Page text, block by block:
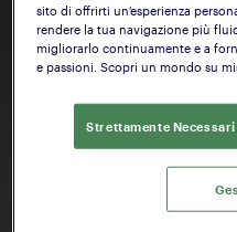
sito di offrirti un'esperienza
rendere la tua navigazione più
migliorarlo continuamente e a
e passioni. Scopri un mondo su
Strettamente Necessari